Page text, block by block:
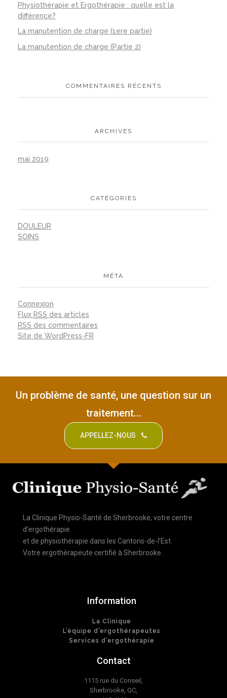
Physiothérapie et Ergothérapie : quelle est la
différence?
La manutention de charge (1ere partie)
La manutention de charge (Partie 2)
COMMENTAIRES RÉCENTS
ARCHIVES
mai 2019
CATÉGORIES
DOULEUR
SOINS
MÉTA
Connexion
Flux RSS des articles
RSS des commentaires
Site de WordPress-FR
Un problème de santé, une question sur un
traitement...
APPELLEZ-NOUS
La Clinique Physio-Santé de Sherbrooke, votre centre
d’ergothérapie
et de physiothérapie dans les Cantons-de-l’Est.
Votre ergothérapeute certifié à Sherbrooke.
Information
La Clinique
L’équipe d’ergothérapeutes
Services d’ergothérapie
Contact
1115 rue du Conseil,
Sherbrooke, QC,